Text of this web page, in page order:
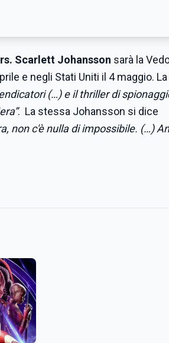
Scarlett Johansson sarà la
e negli Stati Uniti il ​​4 maggio. La
(…) e il thriller di
. La stessa Johansson si dice
non c'è nulla di impossibile. (…)